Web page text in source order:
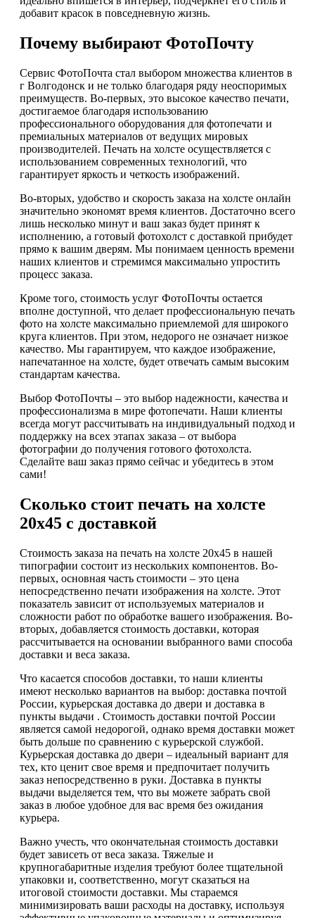
добавит красок в повседневную жизнь.
Почему выбирают ФотоПочту
Сервис ФотоПочта стал выбором множества клиентов в
г Волгодонск и не только благодаря ряду неоспоримых
преимуществ. Во-первых, это высокое качество печати,
достигаемое благодаря использованию
профессионального оборудования для фотопечати и
премиальных материалов от ведущих мировых
производителей. Печать на холсте осуществляется с
использованием современных технологий, что
гарантирует яркость и четкость изображений.
Во-вторых, удобство и скорость заказа на холсте онлайн
значительно экономят время клиентов. Достаточно всего
лишь несколько минут и ваш заказ будет принят к
исполнению, а готовый фотохолст с доставкой прибудет
прямо к вашим дверям. Мы понимаем ценность времени
наших клиентов и стремимся максимально упростить
процесс заказа.
Кроме того, стоимость услуг ФотоПочты остается
вполне доступной, что делает профессиональную печать
фото на холсте максимально приемлемой для широкого
круга клиентов. При этом, недорого не означает низкое
качество. Мы гарантируем, что каждое изображение,
напечатанное на холсте, будет отвечать самым высоким
стандартам качества.
Выбор ФотоПочты – это выбор надежности, качества и
профессионализма в мире фотопечати. Наши клиенты
всегда могут рассчитывать на индивидуальный подход и
поддержку на всех этапах заказа – от выбора
фотографии до получения готового фотохолста.
Сделайте ваш заказ прямо сейчас и убедитесь в этом
сами!
Сколько стоит печать на холсте
20х45 с доставкой
Стоимость заказа на печать на холсте 20х45 в нашей
типографии состоит из нескольких компонентов. Во-
первых, основная часть стоимости – это цена
непосредственно печати изображения на холсте. Этот
показатель зависит от используемых материалов и
сложности работ по обработке вашего изображения. Во-
вторых, добавляется стоимость доставки, которая
рассчитывается на основании выбранного вами способа
доставки и веса заказа.
Что касается способов доставки, то наши клиенты
имеют несколько вариантов на выбор: доставка почтой
России, курьерская доставка до двери и доставка в
пункты выдачи . Стоимость доставки почтой России
является самой недорогой, однако время доставки может
быть дольше по сравнению с курьерской службой.
Курьерская доставка до двери – идеальный вариант для
тех, кто ценит свое время и предпочитает получить
заказ непосредственно в руки. Доставка в пункты
выдачи выделяется тем, что вы можете забрать свой
заказ в любое удобное для вас время без ожидания
курьера.
Важно учесть, что окончательная стоимость доставки
будет зависеть от веса заказа. Тяжелые и
крупногабаритные изделия требуют более тщательной
упаковки и, соответственно, могут сказаться на
итоговой стоимости доставки. Мы стараемся
минимизировать ваши расходы на доставку, используя